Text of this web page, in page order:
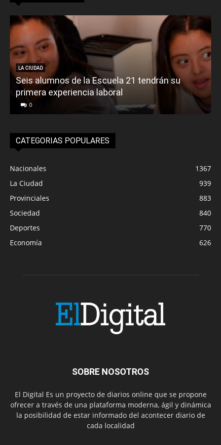
LA CIUDAD
Seis alumnos de la Escuela 21 tendrán su
primera experiencia laboral
0
CATEGORIAS POPULARES
Nacionales
1367
La Ciudad
939
Provinciales
883
Sociedad
840
Deportes
770
Economía
626
SOBRE NOSOTROS
El Digital Es un proyecto de diarios online que se propone
ofrecer a través de una plataforma moderna, ágil y dinámica
la posibilidad de estar informado del acontecer diario de
cada localidad